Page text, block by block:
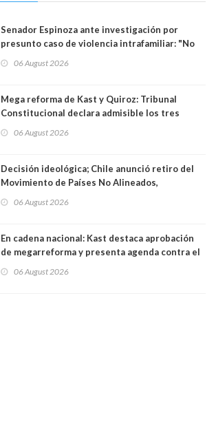
Senador Espinoza ante investigación por
presunto caso de violencia intrafamiliar: "No
antecedentes a Tribunal Supremo
06 August 2026
Mega reforma de Kast y Quiroz: Tribunal
Constitucional declara admisible los tres
06 August 2026
Decisión ideológica; Chile anunció retiro del
Movimiento de Países No Alineados,
1971. Excanciller Insulza lamentó decisión
06 August 2026
En cadena nacional: Kast destaca aprobación
de megarreforma y presenta agenda contra el
06 August 2026